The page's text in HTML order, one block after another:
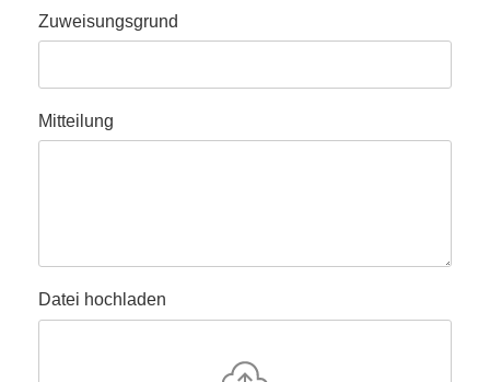
Zuweisungsgrund
Mitteilung
Datei hochladen